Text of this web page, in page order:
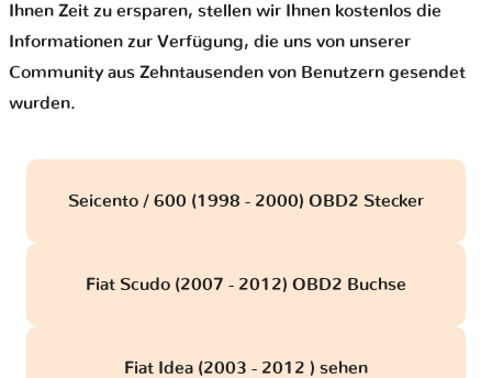
Ihnen Zeit zu ersparen, stellen wir Ihnen kostenlos die
Informationen zur Verfügung, die uns von unserer
Community aus Zehntausenden von Benutzern gesendet
wurden.
Seicento / 600 (1998 - 2000) OBD2 Stecker
Fiat Scudo (2007 - 2012) OBD2 Buchse
Fiat Idea (2003 - 2012 ) sehen